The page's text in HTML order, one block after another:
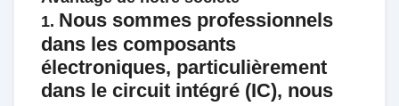
1. Nous sommes professionnels
dans les composants
électroniques, particulièrement
dans le circuit intégré (IC), nous